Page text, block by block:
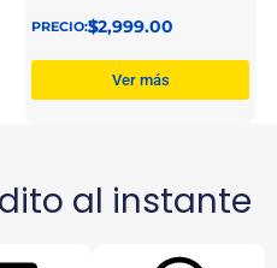
$
32,999.00
Ver más
al instante